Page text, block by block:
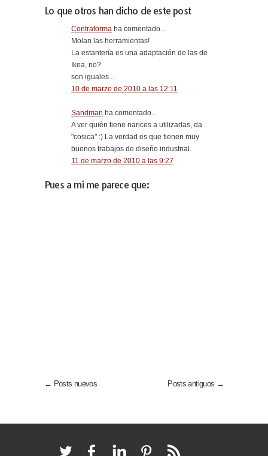
Lo que otros han dicho de este post
Contraforma ha comentado...
Molan las herramientas!
La estantería es una adaptación de las de
Ikea, no?
son iguales...
10 de marzo de 2010 a las 12:11
Sandman ha comentado...
A ver quién tiene narices a utilizarlas, da
"cosica" :) La verdad es que tienen muy
buenos trabajos de diseño industrial.
11 de marzo de 2010 a las 9:27
Pues a mi me parece que:
← Posts nuevos Posts antiguos →